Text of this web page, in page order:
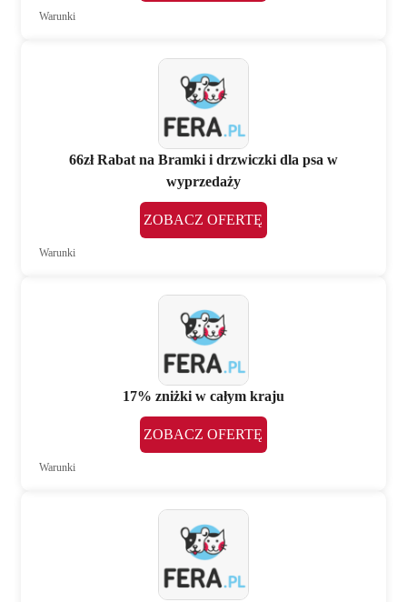
Warunki
66zł Rabat na Bramki i drzwiczki dla psa w
wyprzedaży
ZOBACZ OFERTĘ
Warunki
17% zniżki w całym kraju
ZOBACZ OFERTĘ
Warunki